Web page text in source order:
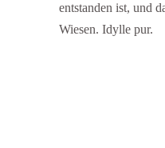
entstanden ist, und
Wiesen. Idylle pur.